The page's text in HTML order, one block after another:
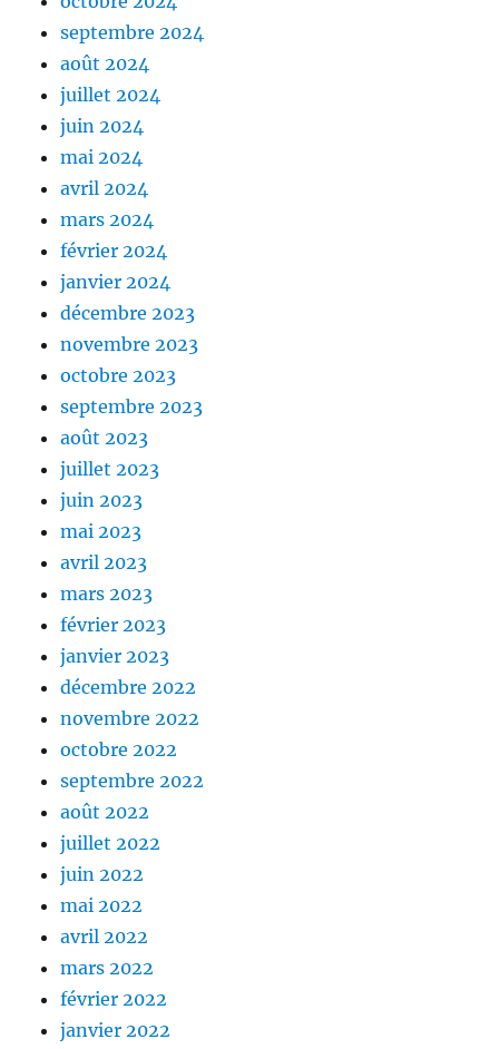
septembre 2024
août 2024
juillet 2024
juin 2024
mai 2024
avril 2024
mars 2024
février 2024
janvier 2024
décembre 2023
novembre 2023
octobre 2023
septembre 2023
août 2023
juillet 2023
juin 2023
mai 2023
avril 2023
mars 2023
février 2023
janvier 2023
décembre 2022
novembre 2022
octobre 2022
septembre 2022
août 2022
juillet 2022
juin 2022
mai 2022
avril 2022
mars 2022
février 2022
janvier 2022